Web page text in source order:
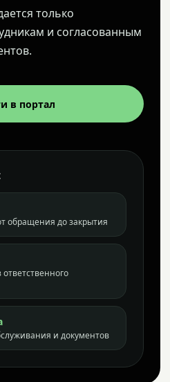
только
и согласованным
в портал
обращения до закрытия
и документов